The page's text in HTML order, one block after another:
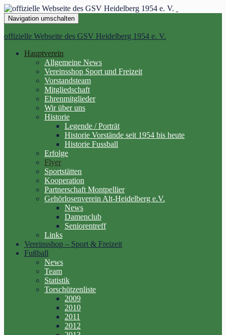
Navigation umschalten
offizielle Webseite des GSV Heidelberg 1954 e. V.
Hauptverein
Allgemeine News
Vereinsshop Sport und Freizeit
Vorstandsteam
Mitgliedschaft
Ehrenmitglieder
Wir über uns
Historie
Legende / Porträt
Historie Vorstände seit 1954 bis heute
Historie Fussball
Erfolge
Flyer
Sportstätten
Kooperation
Partnerschaft Montpellier
Gehörlosenverein Alt-Heidelberg e.V.
News
Damenclub
Seniorentreff
Links
Vereinsshop – Sport & Freizeit
Fußball
News
Team
Statistik
Torschützenliste
2009
2010
2011
2012